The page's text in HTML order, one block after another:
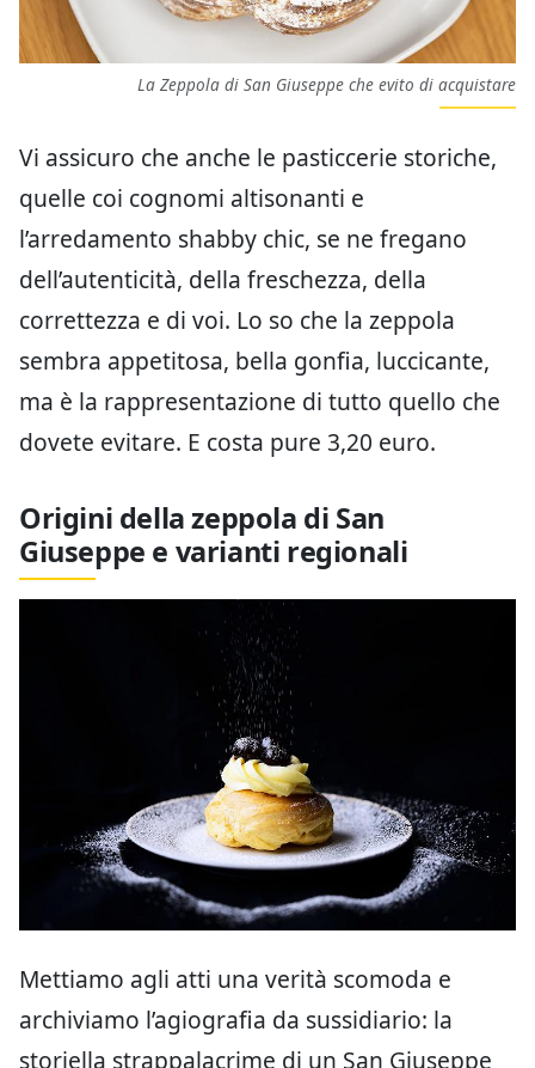
La Zeppola di San Giuseppe che evito di acquistare
Vi assicuro che anche le pasticcerie storiche,
quelle coi cognomi altisonanti e
l’arredamento shabby chic, se ne fregano
dell’autenticità, della freschezza, della
correttezza e di voi. Lo so che la zeppola
sembra appetitosa, bella gonfia, luccicante,
ma è la rappresentazione di tutto quello che
dovete evitare. E costa pure 3,20 euro.
Origini della zeppola di San
Giuseppe e varianti regionali
Mettiamo agli atti una verità scomoda e
archiviamo l’agiografia da sussidiario: la
storiella strappalacrime di un San Giuseppe